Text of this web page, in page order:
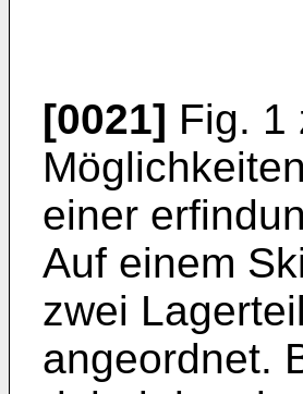
[0021] Fig. 1
einer
Auf einem
zwei
angeordnet.